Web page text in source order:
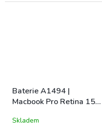
Baterie A1494 |
Macbook Pro Retina 15"
Mid 2014)
Skladem